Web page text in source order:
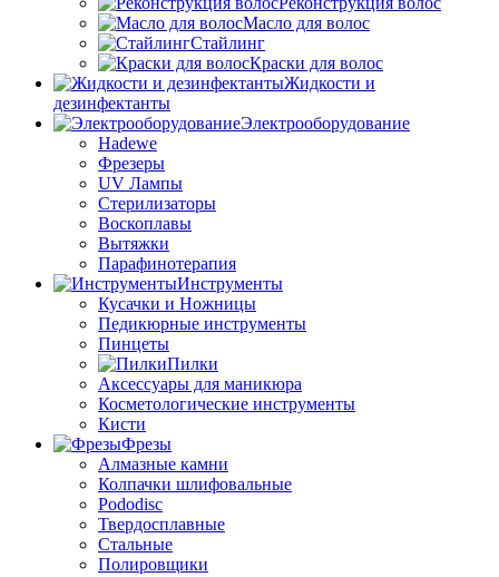
Масло для волос
Стайлинг
Краски для волос
Жидкости и
дезинфектанты
Электрооборудование
Hadewe
Фрезеры
UV Лампы
Стерилизаторы
Воскоплавы
Вытяжки
Парафинотерапия
Инструменты
Кусачки и Ножницы
Педикюрные инструменты
Пинцеты
Пилки
Аксессуары для маникюра
Косметологические инструменты
Кисти
Фрезы
Алмазные камни
Колпачки шлифовальные
Pododisc
Твердосплавные
Стальные
Полировщики